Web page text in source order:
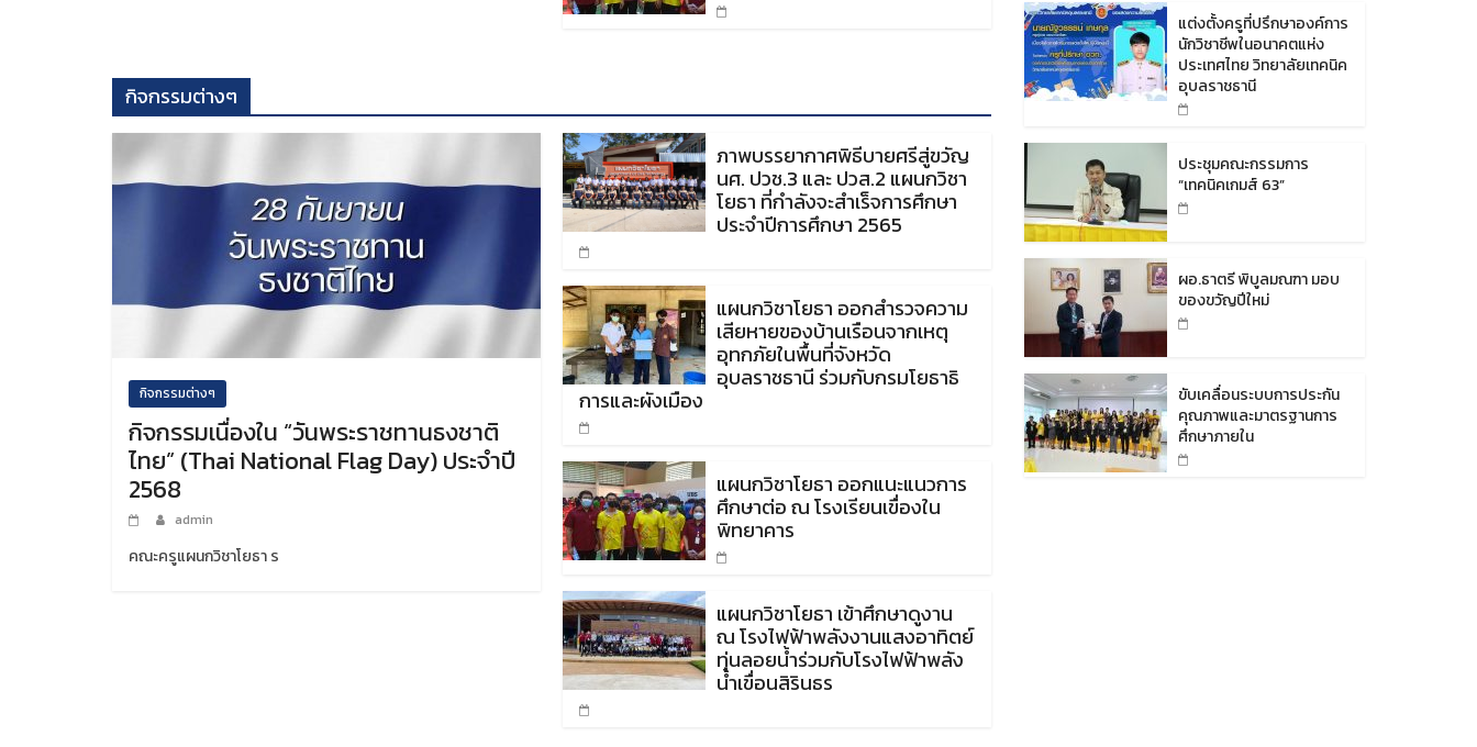
กิจกรรมต่างๆ
กิจกรรมต่างๆ
กิจกรรมเนื่องใน “วันพระราชทานธงชาติ
ไทย” (Thai National Flag Day) ประจำปี
2568
admin
คณะครูแผนกวิชาโยธา ร
ภาพบรรยากาศพิธีบายศรีสู่ขวัญ
นศ. ปวช.3 และ ปวส.2 แผนกวิชา
โยธา ที่กำลังจะสำเร็จการศึกษา
ประจำปีการศึกษา 2565
แผนกวิชาโยธา ออกสำรวจความ
เสียหายของบ้านเรือนจากเหตุ
อุทกภัยในพื้นที่จังหวัด
อุบลราชธานี ร่วมกับกรมโยธาธิ
การและผังเมือง
แผนกวิชาโยธา ออกแนะแนวการ
ศึกษาต่อ ณ โรงเรียนเขื่องใน
พิทยาคาร
แผนกวิชาโยธา เข้าศึกษาดูงาน
ณ โรงไฟฟ้าพลังงานแสงอาทิตย์
ทุ่นลอยน้ำร่วมกับโรงไฟฟ้าพลัง
น้ำเขื่อนสิรินธร
แต่งตั้งครูที่ปรึกษาองค์การ
นักวิชาชีพในอนาคตแห่ง
ประเทศไทย วิทยาลัยเทคนิค
อุบลราชธานี
ประชุมคณะกรรมการ
“เทคนิคเกมส์ 63”
ผอ.ธาตรี พิบูลมณฑา มอบ
ของขวัญปีใหม่
ขับเคลื่อนระบบการประกัน
คุณภาพและมาตรฐานการ
ศึกษาภายใน